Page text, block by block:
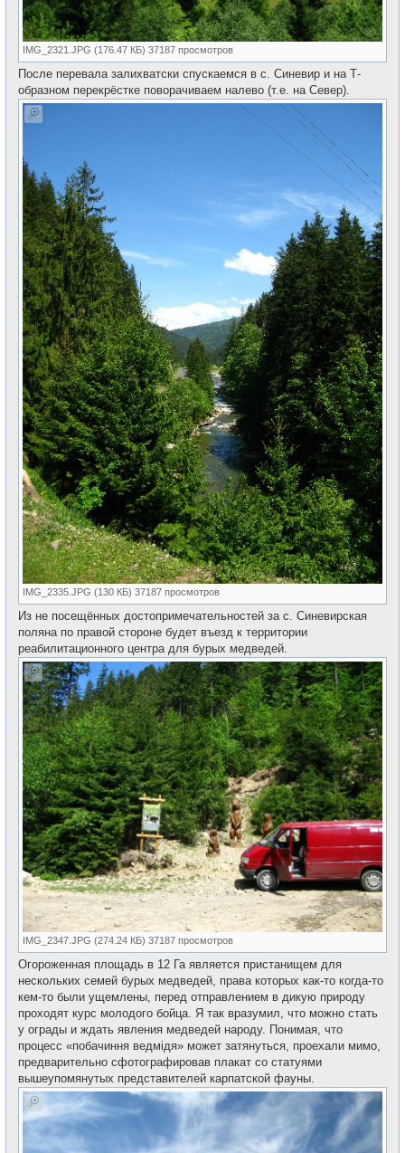
IMG_2321.JPG (176.47 КБ) 37187 просмотров
После перевала залихватски спускаемся в с. Синевир и на Т-
образном перекрёстке поворачиваем налево (т.е. на Север).
IMG_2335.JPG (130 КБ) 37187 просмотров
Из не посещённых достопримечательностей за с. Синевирская
поляна по правой стороне будет въезд к территории
реабилитационного центра для бурых медведей.
IMG_2347.JPG (274.24 КБ) 37187 просмотров
Огороженная площадь в 12 Га является пристанищем для
нескольких семей бурых медведей, права которых как-то когда-то
кем-то были ущемлены, перед отправлением в дикую природу
проходят курс молодого бойца. Я так вразумил, что можно стать
у ограды и ждать явления медведей народу. Понимая, что
процесс «побачиння ведмідя» может затянуться, проехали мимо,
предварительно сфотографировав плакат со статуями
вышеупомянутых представителей карпатской фауны.